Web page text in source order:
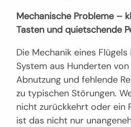
Mechanische Probleme –
Tasten und quietschende
Die Mechanik eines
System aus Hunderten
Abnutzung und fehlende
zu typischen Störungen.
nicht zurückkehrt oder ein
ist das nicht nur